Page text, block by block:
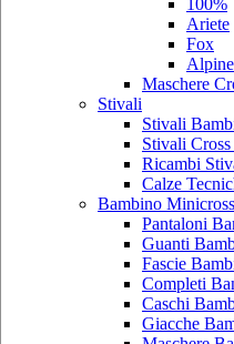
Ariete
Fox
Maschere
Stivali
Stivali
Stivali
Ricambi
Calze
Bambino Minicross
Pantaloni
Guanti
Fascie
Completi
Caschi
Giacche